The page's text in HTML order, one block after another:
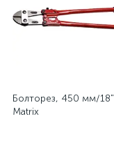
Болторез, 450 мм/18"
Matrix